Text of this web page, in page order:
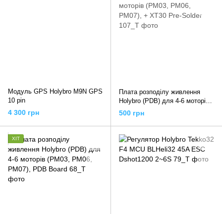
Модуль GPS Holybro M9N GPS
10 pin
4 300 грн
Плата розподілу живлення
Holybro (PDB) для 4-6 моторів
(PM03, PM06, PM07), + XT30
Pre-Solder
500 грн
ХІТ